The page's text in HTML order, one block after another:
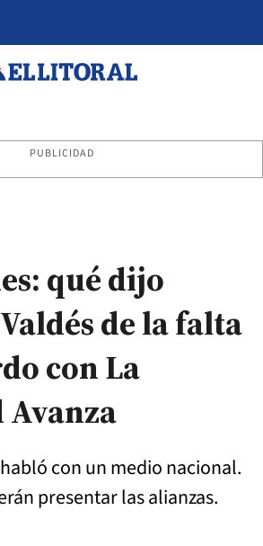
PUBLICIDAD
qué dijo
de la falta
con La
con un medio nacional.
presentar las alianzas.